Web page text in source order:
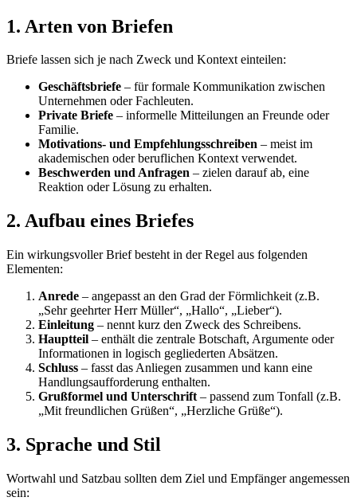
1. Arten von Briefen
Briefe lassen sich je nach Zweck und Kontext einteilen:
Geschäftsbriefe – für formale Kommunikation zwischen
Unternehmen oder Fachleuten.
Private Briefe – informelle Mitteilungen an Freunde oder
Familie.
Motivations- und Empfehlungsschreiben – meist im
akademischen oder beruflichen Kontext verwendet.
Beschwerden und Anfragen – zielen darauf ab, eine
Reaktion oder Lösung zu erhalten.
2. Aufbau eines Briefes
Ein wirkungsvoller Brief besteht in der Regel aus folgenden
Elementen:
Anrede – angepasst an den Grad der Förmlichkeit (z.B.
„Sehr geehrter Herr Müller“, „Hallo“, „Lieber“).
Einleitung – nennt kurz den Zweck des Schreibens.
Hauptteil – enthält die zentrale Botschaft, Argumente oder
Informationen in logisch gegliederten Absätzen.
Schluss – fasst das Anliegen zusammen und kann eine
Handlungsaufforderung enthalten.
Grußformel und Unterschrift – passend zum Tonfall (z.B.
„Mit freundlichen Grüßen“, „Herzliche Grüße“).
3. Sprache und Stil
Wortwahl und Satzbau sollten dem Ziel und Empfänger angemessen
sein: